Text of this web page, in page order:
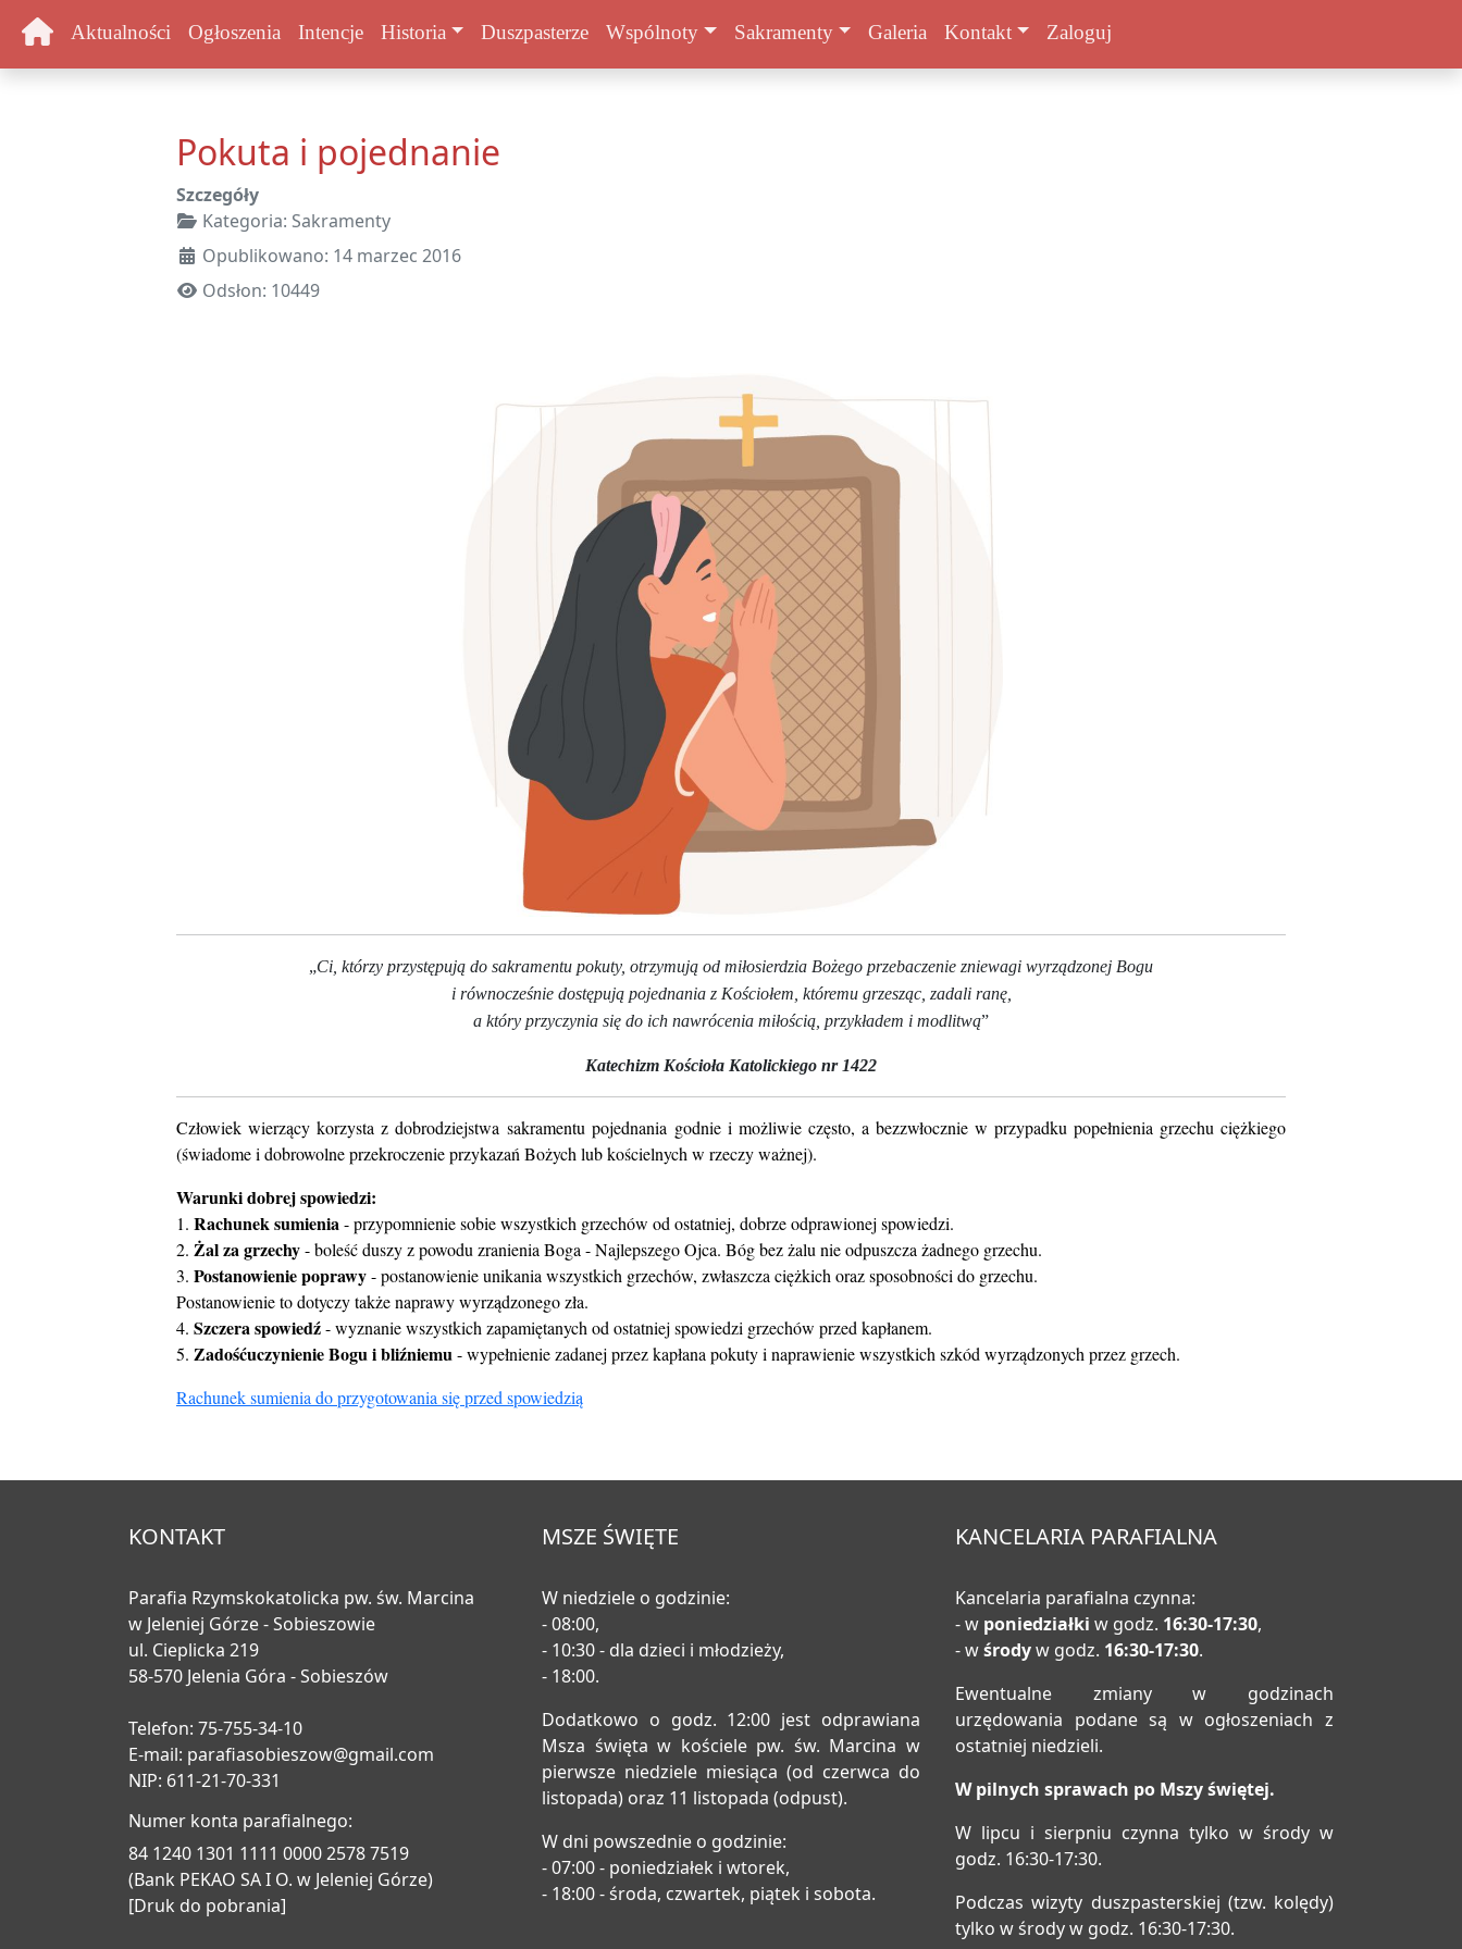
Aktualności Ogłoszenia Intencje Historia Duszpasterze Wspólnoty Sakramenty Galeria Kontakt Zaloguj
Pokuta i pojednanie
Szczegóły
Kategoria: Sakramenty
Opublikowano: 14 marzec 2016
Odsłon: 10449
„Ci, którzy przystępują do sakramentu pokuty, otrzymują od miłosierdzia Bożego przebaczenie zniewagi wyrządzonej Bogu
i równocześnie dostępują pojednania z Kościołem, któremu grzesząc, zadali ranę,
a który przyczynia się do ich nawrócenia miłością, przykładem i modlitwą”
Katechizm Kościoła Katolickiego nr 1422
Człowiek wierzący korzysta z dobrodziejstwa sakramentu pojednania godnie i możliwie często, a bezzwłocznie w przypadku popełnienia grzechu ciężkiego
(świadome i dobrowolne przekroczenie przykazań Bożych lub kościelnych w rzeczy ważnej).
Warunki dobrej spowiedzi:
1. Rachunek sumienia- przypomnienie sobie wszystkich grzechów od ostatniej, dobrze odprawionej spowiedzi.
2. Żal za grzechy- boleść duszy z powodu zranienia Boga - Najlepszego Ojca. Bóg bez żalu nie odpuszcza żadnego grzechu.
3. Postanowienie poprawy- postanowienie unikania wszystkich grzechów, zwłaszcza ciężkich oraz sposobności do grzechu.
Postanowienie to dotyczy także naprawy wyrządzonego zła.
4. Szczera spowiedź- wyznanie wszystkich zapamiętanych od ostatniej spowiedzi grzechów przed kapłanem.
5. Zadośćuczynienie Bogu i bliźniemu- wypełnienie zadanej przez kapłana pokuty i naprawienie wszystkich szkód wyrządzonych przez grzech.
Rachunek sumienia do przygotowania się przed spowiedzią
KONTAKT
Parafia Rzymskokatolicka pw. św. Marcina
w Jeleniej Górze - Sobieszowie
ul. Cieplicka 219
58-570 Jelenia Góra - Sobieszów
Telefon: 75-755-34-10
E-mail: parafiasobieszow@gmail.com
NIP: 611-21-70-331
Numer konta parafialnego:
84 1240 1301 1111 0000 2578 7519
(Bank PEKAO SA I O. w Jeleniej Górze)
[Druk do pobrania]
MSZE ŚWIĘTE
W niedziele o godzinie:
- 08:00,
- 10:30 - dla dzieci i młodzieży,
- 18:00.
Dodatkowo o godz. 12:00 jest odprawiana
Msza święta w kościele pw. św. Marcina w
pierwsze niedziele miesiąca (od czerwca do
listopada) oraz 11 listopada (odpust).
W dni powszednie o godzinie:
- 07:00 - poniedziałek i wtorek,
- 18:00 - środa, czwartek, piątek i sobota.
KANCELARIA PARAFIALNA
Kancelaria parafialna czynna:
- w poniedziałki w godz. 16:30-17:30,
- wśrodyw godz. 16:30-17:30.
Ewentualne zmiany w godzinach
urzędowania podane są w ogłoszeniach z
ostatniej niedzieli.
W pilnych sprawach po Mszy świętej.
W lipcu i sierpniu czynna tylko w środy w
godz. 16:30-17:30.
Podczas wizyty duszpasterskiej (tzw. kolędy)
tylko w środy w godz. 16:30-17:30.